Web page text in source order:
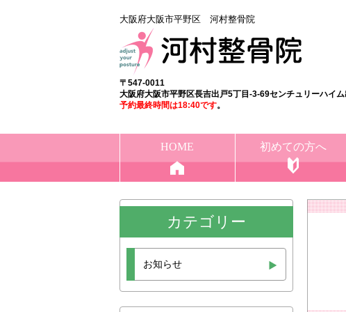
大阪府大阪市平野区 河村整骨院
〒547-0011
大阪府大阪市平野区長吉出戸5丁目-3-69センチュリーハイム
予約最終時間は18:40です。
HOME 初めての方へ
カテゴリー
お知らせ